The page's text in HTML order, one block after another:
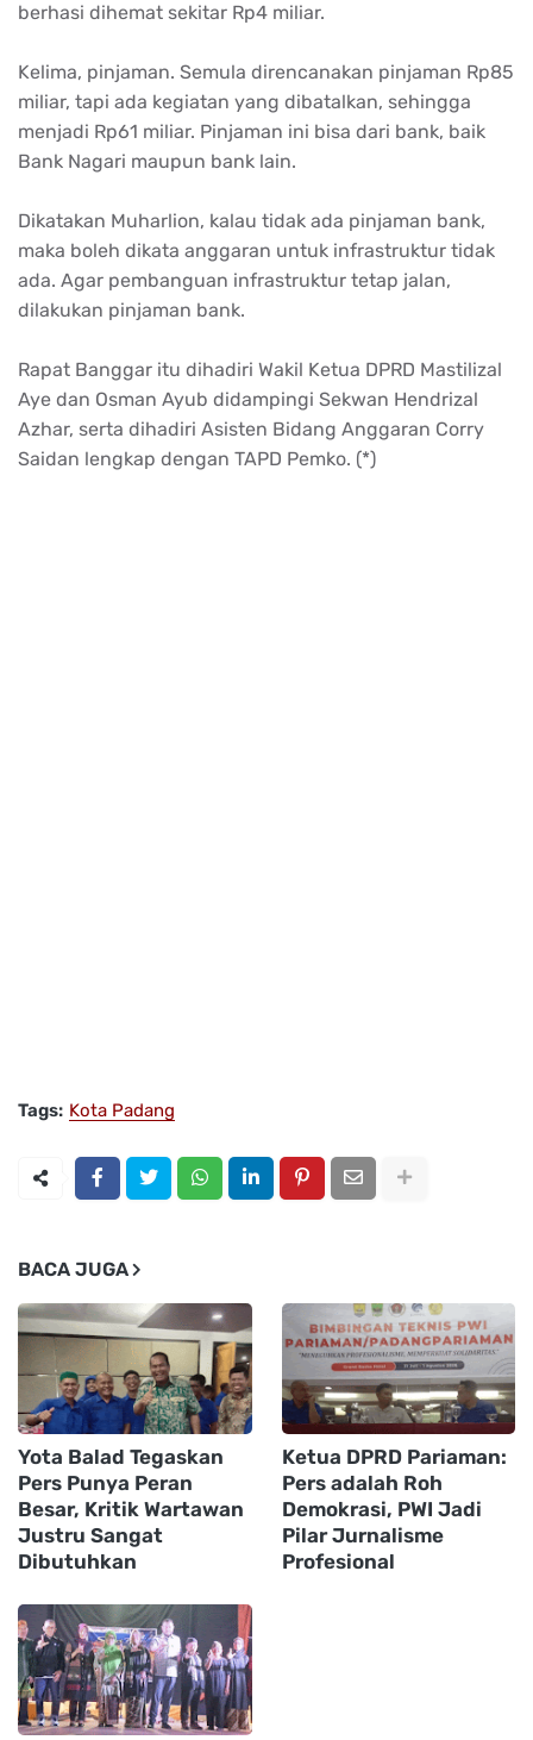
berhasi dihemat sekitar Rp4 miliar.
Kelima, pinjaman. Semula direncanakan pinjaman Rp85
miliar, tapi ada kegiatan yang dibatalkan, sehingga
menjadi Rp61 miliar. Pinjaman ini bisa dari bank, baik
Bank Nagari maupun bank lain.
Dikatakan Muharlion, kalau tidak ada pinjaman bank,
maka boleh dikata anggaran untuk infrastruktur tidak
ada. Agar pembanguan infrastruktur tetap jalan,
dilakukan pinjaman bank.
Rapat Banggar itu dihadiri Wakil Ketua DPRD Mastilizal
Aye dan Osman Ayub didampingi Sekwan Hendrizal
Azhar, serta dihadiri Asisten Bidang Anggaran Corry
Saidan lengkap dengan TAPD Pemko. (*)
Tags: Kota Padang
BACA JUGA
Yota Balad Tegaskan
Pers Punya Peran
Besar, Kritik Wartawan
Justru Sangat
Dibutuhkan
Ketua DPRD Pariaman:
Pers adalah Roh
Demokrasi, PWI Jadi
Pilar Jurnalisme
Profesional